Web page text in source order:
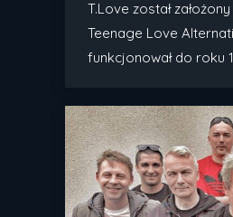
T.Love został
Teenage Love
funkcjonował do roku